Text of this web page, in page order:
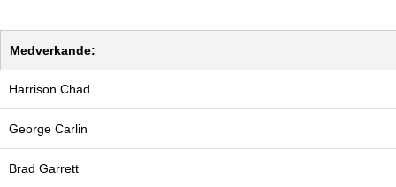
Medverkande:
Harrison Chad
George Carlin
Brad Garrett